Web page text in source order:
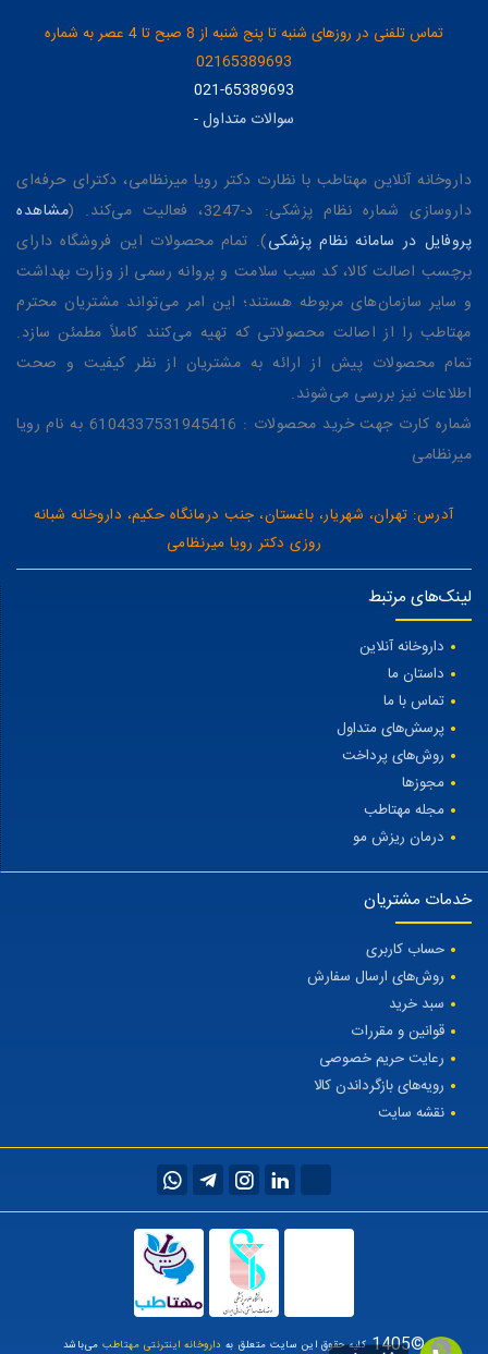
تماس تلفنی در روزهای شنبه تا پنج شنبه از 8 صبح تا 4 عصر به شماره
02165389693
021-65389693
سوالات متداول-
داروخانه آنلاین مهتاطب با نظارت دکتر رویا میرنظامی، دکترای حرفه‌ای
داروسازی شماره نظام پزشکی: د-3247، فعالیت می‌کند. (
مشاهده
پروفایل در سامانه نظام پزشکی). تمام محصولات این فروشگاه دارای
برچسب اصالت کالا، کد سیب سلامت و پروانه رسمی از وزارت بهداشت
و سایر سازمان‌های مربوطه هستند؛ این امر می‌تواند مشتریان محترم
مهتاطب را از اصالت محصولاتی که تهیه می‌کنند کاملاً مطمئن سازد.
تمام محصولات پیش از ارائه به مشتریان از نظر کیفیت و صحت
اطلاعات نیز بررسی می‌شوند.
شماره کارت جهت خرید محصولات : 6104337531945416 به نام رویا
میرنظامی
آدرس: تهران، شهریار، باغستان، جنب درمانگاه حکیم، داروخانه شبانه
روزی دکتر رویا میرنظامی
لینک‌های مرتبط
داروخانه آنلاین
داستان ما
تماس با ما
پرسش‌های متداول
روش‌های پرداخت
مجوزها
مجله مهتاطب
درمان ریزش مو
خدمات مشتریان
حساب کاربری
روش‌های ارسال سفارش
سبد خرید
قوانین و مقررات
رعایت حریم خصوصی
رویه‌های بازگرداندن کالا
نقشه سایت
©1405 کلیه حقوق این سایت متعلق به داروخانه اینترنتی مهتاطبمی‌باشد